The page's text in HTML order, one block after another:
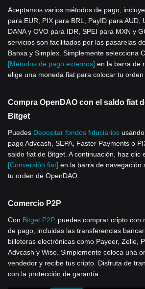
Aceptamos varios métodos de pago,
para EUR, PIX para BRL, PayID para AUD,
DANA y OVO para IDR, SPEI para MXN y
servicios son facilitados por las pasarelas
Banxa y Simplex. Simplemente selecciona
[Métodos de pago externos] en la barra de
elige una moneda fiat para colocar tu orden
Compra OpenDAO con el saldo fiat
Bitget
Puedes Depositar fondos fiduciarios
pago Advcash, SEPA, Faster Payments o
saldo fiat de Bitget. A continuación, haz clic
[Conversión fiat] en la barra de navegación
tu orden de OpenDAO.
Comercio P2P
Con Bitget P2P, puedes comprar cripto con
de pago, incluidas las transferencias
billeteras electrónicas como Payeer, Zelle,
Advcash y Wise. Simplemente coloca una
vendedor y recibe tus cripto. Disfruta de
con la protección de garantía.